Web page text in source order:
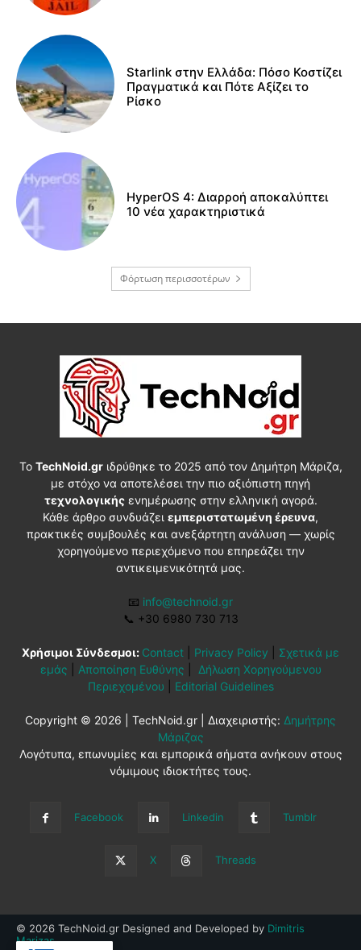
Starlink στην Ελλάδα: Πόσο Κοστίζει
Πραγματικά και Πότε Αξίζει το
Ρίσκο
HyperOS 4: Διαρροή αποκαλύπτει
10 νέα χαρακτηριστικά
Φόρτωση περισσοτέρων
Το TechNoid.grιδρύθηκε το 2025 από τον Δημήτρη Μάριζα,
με στόχο να αποτελέσει την πιο αξιόπιστη πηγή
τεχνολογικήςενημέρωσης στην ελληνική αγορά.
Κάθε άρθρο συνδυάζει εμπεριστατωμένη έρευνα,
πρακτικές συμβουλές και ανεξάρτητη ανάλυση — χωρίς
χορηγούμενο περιεχόμενο που επηρεάζει την
αντικειμενικότητά μας.
📧 info@technoid.gr
📞 +30 6980 730 713
Χρήσιμοι Σύνδεσμοι: Contact Privacy Policy
Σχετικά με
εμάς
Αποποίηση Ευθύνης
Δήλωση Χορηγούμενου
Περιεχομένου
Editorial Guidelines
Copyright © 2026 | TechNoid.gr | Διαχειριστής: Δημήτρης
Μάριζας
Λογότυπα, επωνυμίες και εμπορικά σήματα ανήκουν στους
νόμιμους ιδιοκτήτες τους.
Facebook Linkedin Tumblr
X Threads
© 2026 TechNoid.gr Designed and Developed by Dimitris
Marizas.